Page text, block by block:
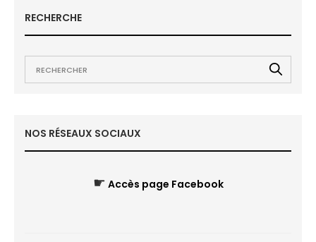
RECHERCHE
NOS RÉSEAUX SOCIAUX
☛ Accès page Facebook